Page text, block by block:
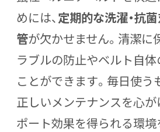
めには、 定期的な洗濯・抗
管が欠かせません。清潔に
ラブルの防止やベルト自
ことができます。毎日使う
正しいメンテナンスを心が
ポート効果を得られる環境